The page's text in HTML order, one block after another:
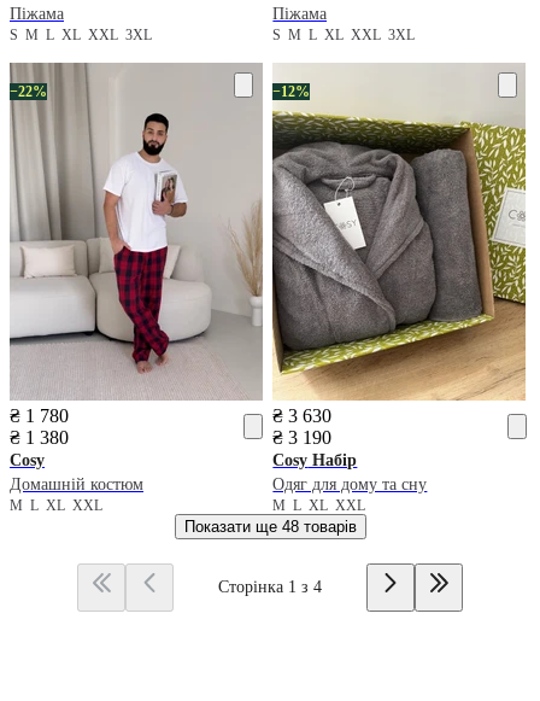
Піжама
S M L XL XXL 3XL
Піжама
SMLXLXXL3XL
−22%
₴ 1 780
₴ 1 380
Cosy
Домашній костюм
M L XL XXL
−12%
₴ 3 630
₴ 3 190
Cosy Набір
Одяг для дому та сну
MLXLXXL
Показати ще 48 товарів
Сторінка 1 з 4